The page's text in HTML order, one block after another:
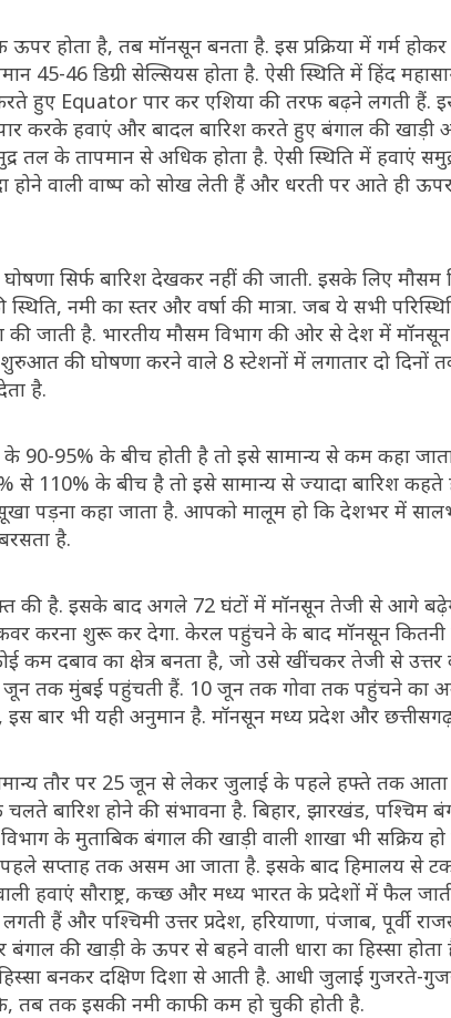
होता है, तब मॉनसून बनता है. इस प्रक्रिया में गर्म होकर
45-46 डिग्री सेल्सियस होता है. ऐसी स्थिति में हिंद
हुए Equator पार कर एशिया की तरफ बढ़ने लगती हैं.
करके हवाएं और बादल बारिश करते हुए बंगाल की खाड़ी
तल के तापमान से अधिक होता है. ऐसी स्थिति में हवाएं
वाली वाष्प को सोख लेती हैं और धरती पर आते ही
सिर्फ बारिश देखकर नहीं की जाती. इसके लिए मौसम
नमी का स्तर और वर्षा की मात्रा. जब ये सभी
जाती है. भारतीय मौसम विभाग की ओर से देश में
की घोषणा करने वाले 8 स्टेशनों में लगातार दो दिनों
है.
के 90-95% के बीच होती है तो इसे सामान्य से कम कहा
से 110% के बीच है तो इसे सामान्य से ज्यादा बारिश कहते
पड़ना कहा जाता है. आपको मालूम हो कि देशभर में
है.
की है. इसके बाद अगले 72 घंटों में मॉनसून तेजी से आगे
करना शुरू कर देगा. केरल पहुंचने के बाद मॉनसून कितनी
कम दबाव का क्षेत्र बनता है, जो उसे खींचकर तेजी से
जून तक मुंबई पहुंचती हैं. 10 जून तक गोवा तक पहुंचने का
बार भी यही अनुमान है. मॉनसून मध्य प्रदेश और
तौर पर 25 जून से लेकर जुलाई के पहले हफ्ते तक
बारिश होने की संभावना है. बिहार, झारखंड, पश्चिम
के मुताबिक बंगाल की खाड़ी वाली शाखा भी सक्रिय हो
पहले सप्ताह तक असम आ जाता है. इसके बाद हिमालय से
हवाएं सौराष्ट्र, कच्छ और मध्य भारत के प्रदेशों में फैल
हैं और पश्चिमी उत्तर प्रदेश, हरियाणा, पंजाब, पूर्वी
की खाड़ी के ऊपर से बहने वाली धारा का हिस्सा
बनकर दक्षिण दिशा से आती है. आधी जुलाई गुजरते-
तब तक इसकी नमी काफी कम हो चुकी होती है.